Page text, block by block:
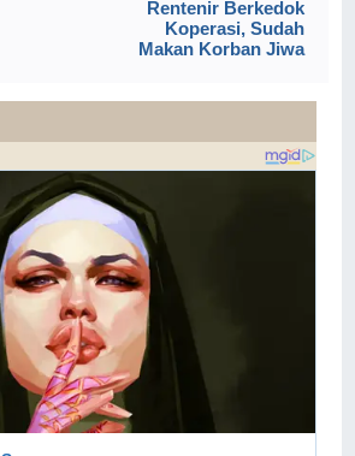
Rentenir Berkedok
Koperasi, Sudah
Makan Korban Jiwa